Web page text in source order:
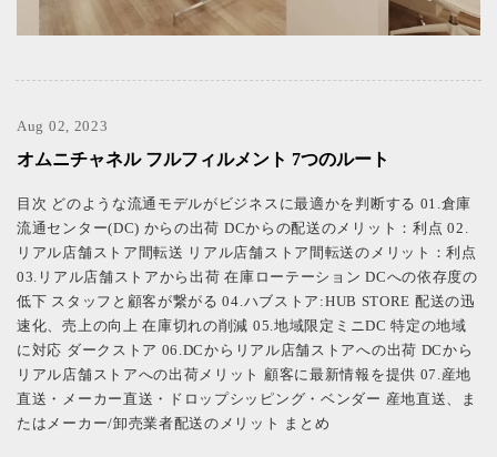
Aug 02, 2023
オムニチャネル フルフィルメント 7つのルート
目次 どのような流通モデルがビジネスに最適かを判断する 01.倉庫
流通センター(DC) からの出荷 DCからの配送のメリット：利点 02.
リアル店舗ストア間転送 リアル店舗ストア間転送のメリット：利点
03.リアル店舗ストアから出荷 在庫ローテーション DCへの依存度の
低下 スタッフと顧客が繋がる 04.ハブストア:HUB STORE 配送の迅
速化、売上の向上 在庫切れの削減 05.地域限定ミニDC 特定の地域
に対応 ダークストア 06.DCからリアル店舗ストアへの出荷 DCから
リアル店舗ストアへの出荷メリット 顧客に最新情報を提供 07.産地
直送・メーカー直送・ドロップシッピング・ベンダー 産地直送、ま
たはメーカー/卸売業者配送のメリット まとめ